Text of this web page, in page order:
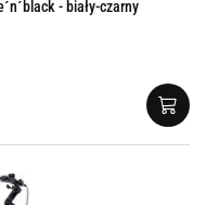
- biały-czarny